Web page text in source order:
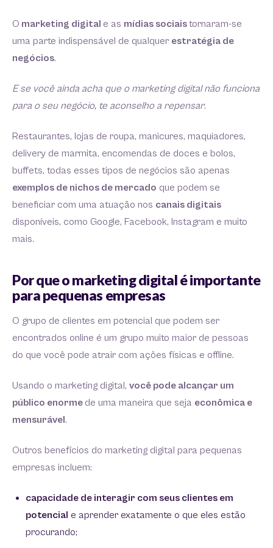
O marketing digital e as mídias sociaistornaram-se
uma parte indispensável de qualquer estratégia de
negócios.
E se você ainda acha que o marketing digital não funciona
para o seu negócio, te aconselho a repensar.
Restaurantes, lojas de roupa, manicures, maquiadores,
delivery de marmita, encomendas de doces e bolos,
buffets, todas esses tipos de negócios são apenas
exemplos de nichos de mercado que podem se
beneficiar com uma atuação nos canais digitais
disponíveis, como Google, Facebook, Instagram e muito
mais.
Por que o marketing digital é importante
para pequenas empresas
O grupo de clientes em potencial que podem ser
encontrados online é um grupo muito maior de pessoas
do que você pode atrair com ações físicas e offline.
Usando o marketing digital, você pode alcançar um
público enorme de uma maneira que seja econômica e
mensurável.
Outros benefícios do marketing digital para pequenas
empresas incluem:
capacidade de interagir com seus clientes em
potencial e aprender exatamente o que eles estão
procurando;